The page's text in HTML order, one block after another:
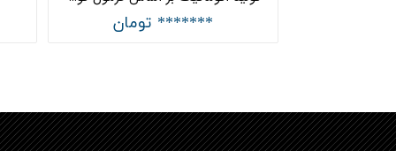
******* تومان